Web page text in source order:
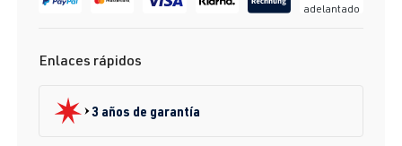
adelantado
Enlaces rápidos
3 años de garantía